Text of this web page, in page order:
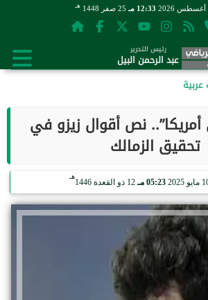
12:33 مـ 25 صفر 1448 هـ
رئيس التحرير
عبد الرحمن البيل
نص أقوال زيزو في
تحقيق الزمالك
05:23 مـ 12 ذو القعدة 1446
هـ